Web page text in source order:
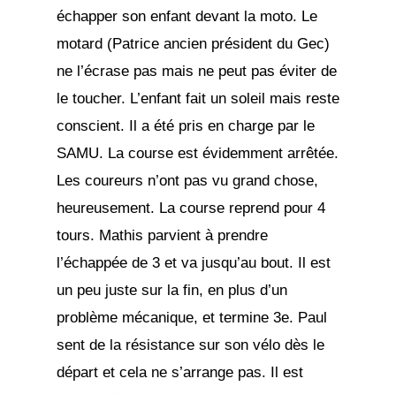
échapper son enfant devant la moto. Le
motard (Patrice ancien président du Gec)
ne l’écrase pas mais ne peut pas éviter de
le toucher. L’enfant fait un soleil mais reste
conscient. Il a été pris en charge par le
SAMU. La course est évidemment arrêtée.
Les coureurs n’ont pas vu grand chose,
heureusement. La course reprend pour 4
tours. Mathis parvient à prendre
l’échappée de 3 et va jusqu’au bout. Il est
un peu juste sur la fin, en plus d’un
problème mécanique, et termine 3e. Paul
sent de la résistance sur son vélo dès le
départ et cela ne s’arrange pas. Il est